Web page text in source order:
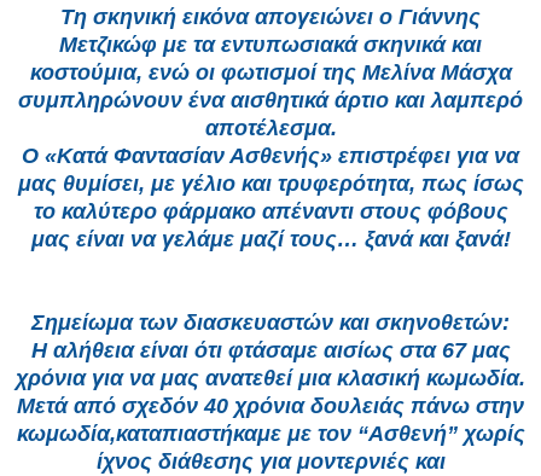
Τη σκηνική εικόνα απογειώνει ο Γιάννης
Μετζικώφ με τα εντυπωσιακά σκηνικά και
κοστούμια, ενώ οι φωτισμοί της Μελίνα Μάσχα
συμπληρώνουν ένα αισθητικά άρτιο και λαμπερό
αποτέλεσμα.
Ο «Κατά Φαντασίαν Ασθενής» επιστρέφει για να
μας θυμίσει, με γέλιο και τρυφερότητα, πως ίσως
το καλύτερο φάρμακο απέναντι στους φόβους
μας είναι να γελάμε μαζί τους… ξανά και ξανά!
Σημείωμα των διασκευαστών και σκηνοθετών:
Η αλήθεια είναι ότι φτάσαμε αισίως στα 67 μας
χρόνια για να μας ανατεθεί μια κλασική κωμωδία.
Μετά από σχεδόν 40 χρόνια δουλειάς πάνω στην
κωμωδία,καταπιαστήκαμε με τον “Ασθενή” χωρίς
ίχνος διάθεσης για μοντερνιές και